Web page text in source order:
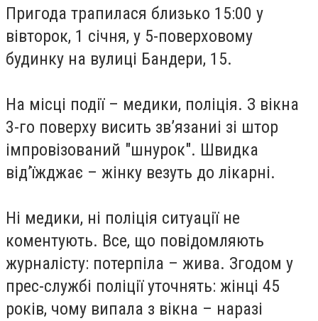
Пригода трапилася близько 15:00 у
вівторок, 1 січня, у 5-поверховому
будинку на вулиці Бандери, 15.
На місці події – медики, поліція. З вікна
3-го поверху висить зв’язаниі зі штор
імпровізований "шнурок". Швидка
від’їжджає – жінку везуть до лікарні.
Ні медики, ні поліція ситуації не
коментують. Все, що повідомляють
журналісту: потерпіла – жива. Згодом у
прес-службі поліції уточнять: жінці 45
років, чому випала з вікна – наразі